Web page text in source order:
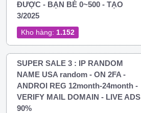
ĐƯỢC - BẠN BÈ 0~500 - TẠO
3/2025
Kho hàng: 1.152
SUPER SALE 3 : IP RANDOM
NAME USA random - ON 2FA -
ANDROI REG 12month-24month -
VERIFY MAIL DOMAIN - LIVE ADS
90%